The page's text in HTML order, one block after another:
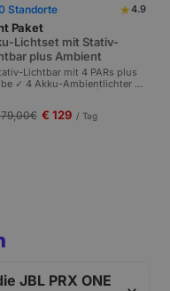
Standorte ★4.9
Paket
Lichtset mit Stativ-
plus Ambient
Lichtbar mit 4 PARs plus
✓ 4 Akku-Ambientlichter ✓
€ € 129 / Tag
JBL PRX ONE